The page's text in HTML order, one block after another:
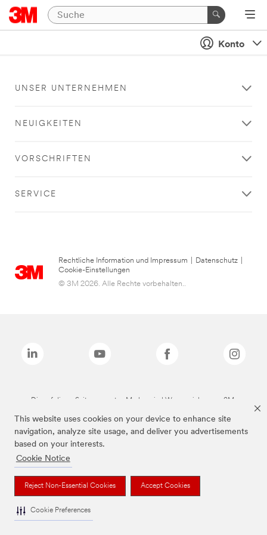
This website uses cookies on your device to enhance site
navigation, analyze site usage, and deliver you advertisements
based on your interests.
Cookie Notice
Reject Non-Essential Cookies Accept Cookies
Cookie Preferences
Konto
UNSER UNTERNEHMEN
NEUIGKEITEN
VORSCHRIFTEN
SERVICE
Rechtliche Information und Impressum Datenschutz
Cookie-Einstellungen
© 3M 2026. Alle Rechte vorbehalten..
Die auf dieser Seite genannten Marken sind Warenzeichen von 3M.